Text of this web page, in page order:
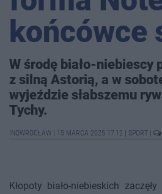
końcówce
W środę biało-niebiescy
z silną Astorią, a w
wyjeździe słabszemu
Tychy.
INOWROCŁAW 15 MARCA 2025 17:12 SPORT
Kłopoty biało-niebieskich